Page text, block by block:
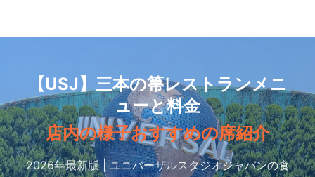
【USJ】三本の箒レストランメニ
ューと料金
店内の様子おすすめの席紹介
2026年最新版 | ユニバーサルスタジオジャパンの食